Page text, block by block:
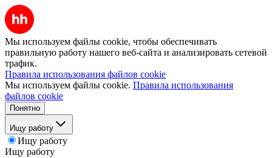
Мы используем файлы cookie, чтобы обеспечивать
правильную работу нашего веб-сайта и анализировать сетевой
трафик.
Правила использования файлов cookie
Мы используем файлы cookie. Правила использования
файлов cookie
Понятно
Ищу работу
Ищу работу
Ищу работу